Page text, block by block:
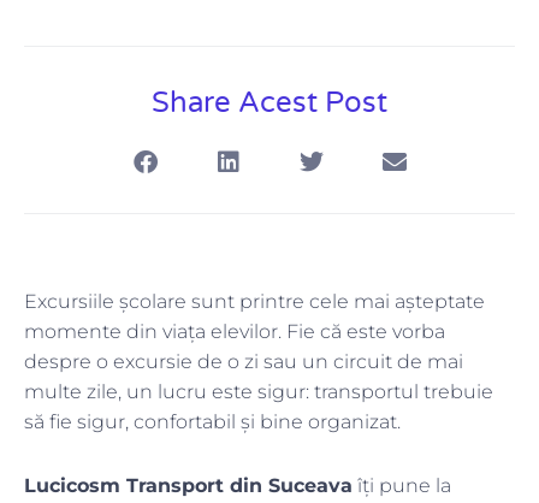
Share Acest Post
Excursiile școlare sunt printre cele mai așteptate
momente din viața elevilor. Fie că este vorba
despre o excursie de o zi sau un circuit de mai
multe zile, un lucru este sigur: transportul trebuie
să fie sigur, confortabil și bine organizat.
Lucicosm Transport din Suceava îți pune la